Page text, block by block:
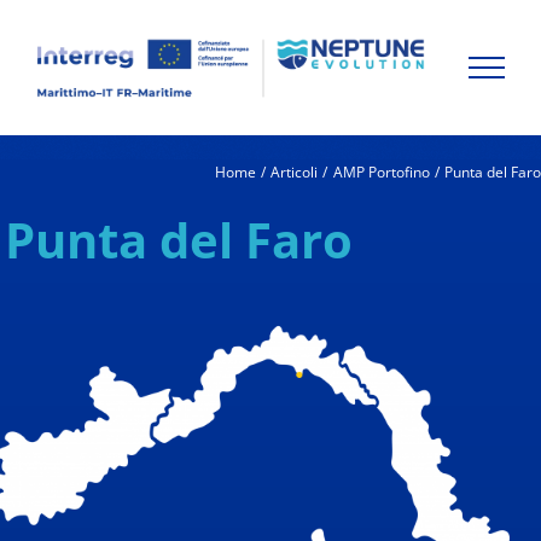
content
Home Articoli AMP Portofino Punta del Faro
Punta del Faro